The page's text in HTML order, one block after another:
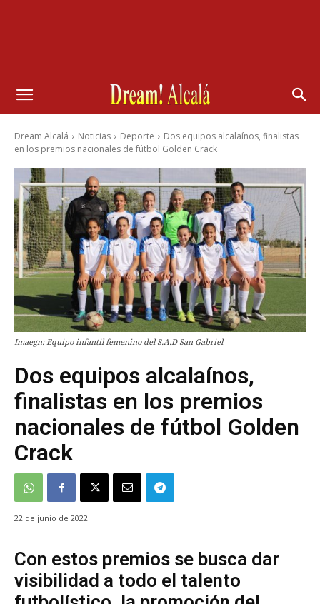
Dream Alcalá Noticias Deporte
Dos equipos alcalaínos, finalistas
en los premios nacionales de fútbol Golden Crack
Imaegn: Equipo infantil femenino del S.A.D San Gabriel
Dos equipos alcalaínos,
finalistas en los premios
nacionales de fútbol Golden
Crack
22 de junio de 2022
Con estos premios se busca dar
visibilidad a todo el talento